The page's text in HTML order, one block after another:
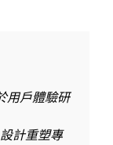
用戶體驗研
計重塑專